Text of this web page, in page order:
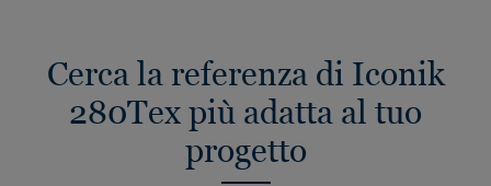
Cerca la referenza di Iconik
280Tex più adatta al tuo
progetto